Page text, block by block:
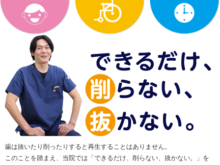
歯は抜いたり削ったりすると再生することはありません。
このことを踏まえ、当院では「できるだけ、削らない、抜かない。」を